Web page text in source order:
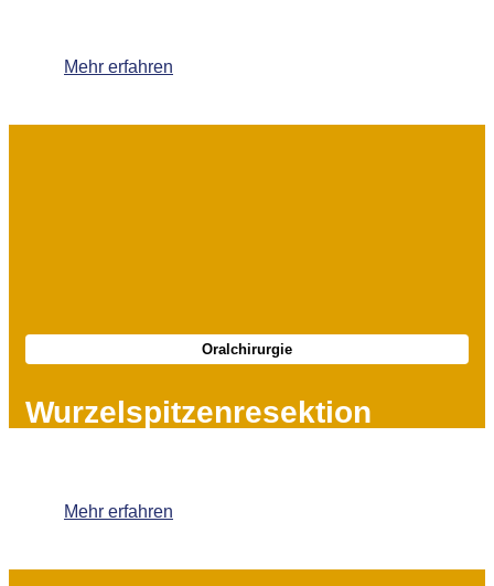
Mehr erfahren
Oralchirurgie
Wurzelspitzenresektion
Mehr erfahren